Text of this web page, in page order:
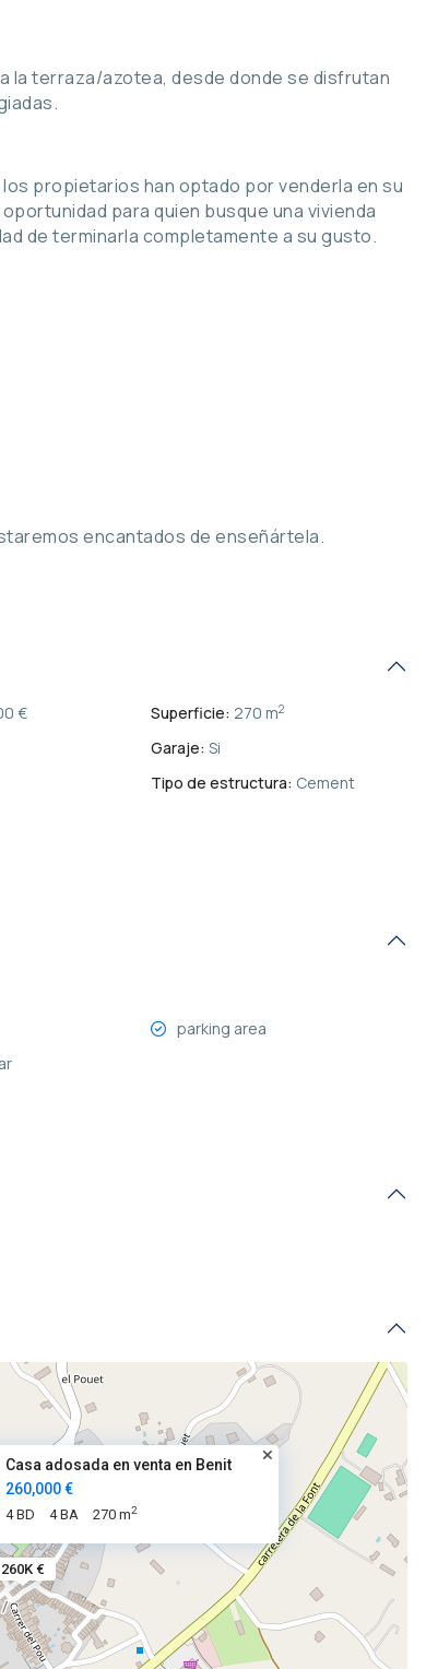
la terraza/azotea, desde donde se disfrutan
propietarios han optado por venderla en su
para quien busque una vivienda
de terminarla completamente a su gusto.
encantados de enseñártela.
€ Superficie: 270 m2
Garaje: Si
Tipo de estructura: Cement
parking area
260K €
Casa adosada en venta en Benit
260,000 €
4 BD 4 BA 270 m2